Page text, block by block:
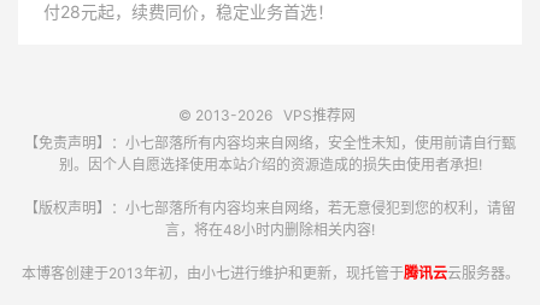
付28元起，续费同价，稳定业务首选！
© 2013-2026 VPS推荐网
【免责声明】：小七部落所有内容均来自网络，安全性未知，使用前请自行甄
别。因个人自愿选择使用本站介绍的资源造成的损失由使用者承担!
【版权声明】：小七部落所有内容均来自网络，若无意侵犯到您的权利，请留
言，将在48小时内删除相关内容!
本博客创建于2013年初，由小七进行维护和更新，现托管于腾讯云云服务器。